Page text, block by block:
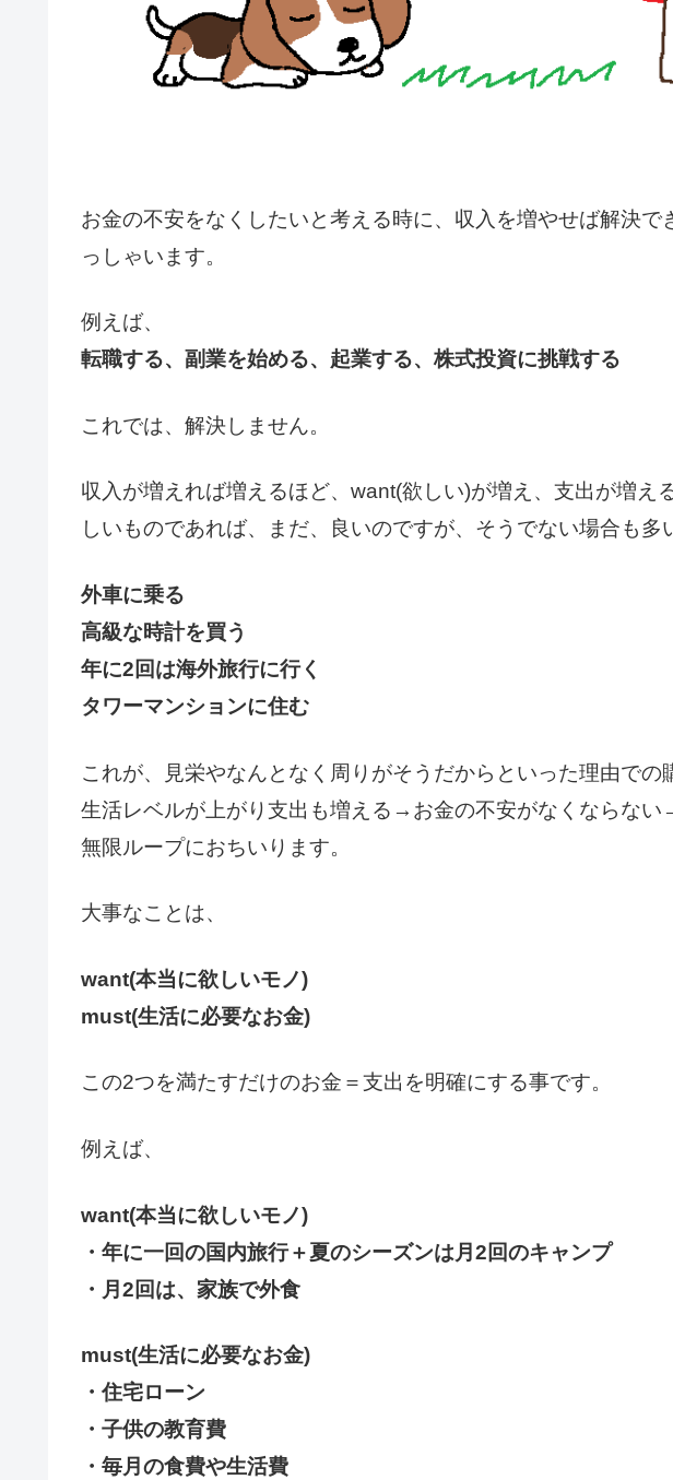
お金の不安をなくしたいと考える時に、収入を増やせば解決で
っしゃいます。
例えば、
転職する、副業を始める、起業する、株式投資に挑戦する
これでは、解決しません。
収入が増えれば増えるほど、want(欲しい)が増え、支出が増え
しいものであれば、まだ、良いのですが、そうでない場合も多
外車に乗る
高級な時計を買う
年に2回は海外旅行に行く
タワーマンションに住む
これが、見栄やなんとなく周りがそうだからといった理由で
生活レベルが上がり支出も増える→お金の不安がなくならない
無限ループにおちいります。
大事なことは、
want(本当に欲しいモノ)
must(生活に必要なお金)
この2つを満たすだけのお金＝支出を明確にする事です。
例えば、
want(本当に欲しいモノ)
・年に一回の国内旅行＋夏のシーズンは月2回のキャンプ
・月2回は、家族で外食
must(生活に必要なお金)
・住宅ローン
・子供の教育費
・毎月の食費や生活費